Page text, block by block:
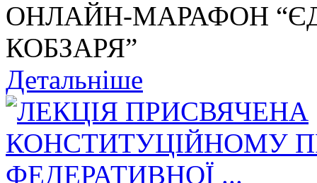
ОНЛАЙН-МАРАФОН
КОБЗАРЯ”
Детальніше